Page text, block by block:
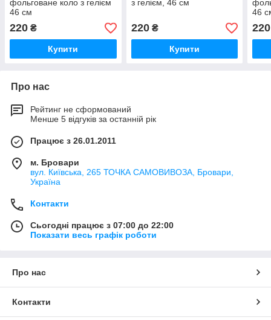
фольговане коло з гелієм
46 см
220 ₴
Купити
з гелієм, 46 см
220₴
Купити
46
220
Про нас
Рейтинг не сформований
Менше 5 відгуків за останній рік
Працює з 26.01.2011
м. Бровари
вул. Київська, 265 ТОЧКА САМОВИВОЗА, Бровари,
Україна
Контакти
Сьогодні працює з 07:00 до 22:00
Показати весь графік роботи
Про нас
Контакти